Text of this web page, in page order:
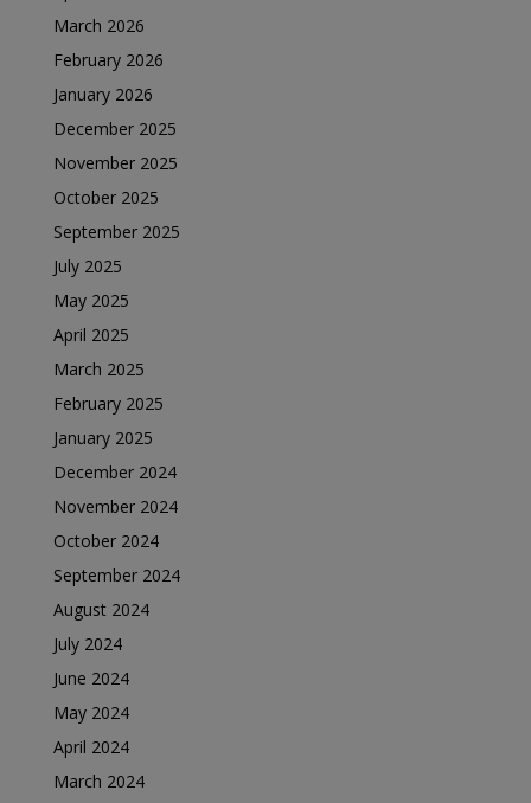
March 2026
February 2026
January 2026
December 2025
November 2025
October 2025
September 2025
July 2025
May 2025
April 2025
March 2025
February 2025
January 2025
December 2024
November 2024
October 2024
September 2024
August 2024
July 2024
June 2024
May 2024
April 2024
March 2024